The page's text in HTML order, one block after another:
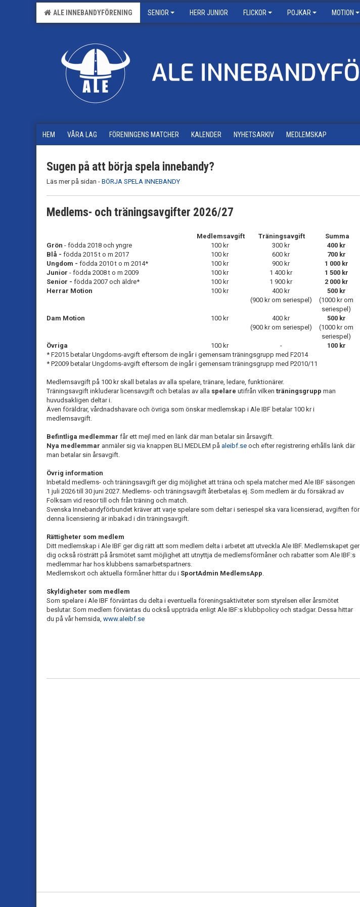
ALE INNEBANDYFÖRENING SENIOR HERR JUNIOR FLICKOR POJKAR MOTION
HEM VÅRA LAG FÖRENINGENS MATCHER KALENDER NYHETSARKIV MEDLEMSKAP
Sugen på att börja spela innebandy?
Läs mer på sidan - BÖRJA SPELA INNEBANDY
Medlems- och träningsavgifter 2026/27
Medlemsavgift Träningsavgift
Summa
Grön - födda 2018 och yngre 100 kr 300 kr
400 kr
Blå - födda 2015 t o m 2017 100 kr 600 kr
700 kr
Ungdom - födda 2010 t o m 2014* 100 kr 900 kr
1 000 kr
Junior - födda 2008 t o m 2009 100 kr 1 400 kr
1 500 kr
Senior - födda 2007 och äldre* 100 kr 1 900 kr
2 000 kr
Herrar Motion
100 kr
400 kr
(900 kr om seriespel)
500 kr
(1000 kr om
seriespel)
Dam Motion
100 kr
400 kr
(900 kr om seriespel)
500 kr
(1000 kr om
seriespel)
Övriga
100 kr -
100 kr
* F2015 betalar Ungdoms-avgift eftersom de ingår i gemensam träningsgrupp med F2014
* P2009 betalar Ungdoms-avgift eftersom de ingår i gemensam träningsgrupp med P2010/11
Medlemsavgift på 100 kr skall betalas av alla spelare, tränare, ledare, funktionärer.
Träningsavgift inkluderar licensavgift och betalas av alla spelare utifrån vilken träningsgrupp man
huvudsakligen deltar i.
Även föräldrar, vårdnadshavare och övriga som önskar medlemskap i Ale IBF betalar 100 kr i
medlemsavgift.
Befintliga medlemmar får ett mejl med en länk där man betalar sin årsavgift.
Nya medlemmar anmäler sig via knappen BLI MEDLEM på aleibf.se och efter registrering erhålls länk där
man betalar sin årsavgift.
Övrig information
Inbetald medlems- och träningsavgift ger dig möjlighet att träna och spela matcher med Ale IBF säsongen
1 juli 2026 till 30 juni 2027. Medlems- och träningsavgift återbetalas ej. Som medlem är du försäkrad av
Folksam vid resor till och från träning och match.
Svenska Innebandyförbundet kräver att varje spelare som deltar i seriespel ska vara licensierad, avgiften för
denna licensiering är inbakad i din träningsavgift.
Rättigheter som medlem
Ditt medlemskap i Ale IBF ger dig rätt att som medlem delta i arbetet att utveckla Ale IBF. Medlemskapet ger
dig också rösträtt på årsmötet samt möjlighet att utnyttja de medlemsförmåner och rabatter som Ale IBF:s
medlemmar har hos klubbens samarbetspartners.
Medlemskort och aktuella förmåner hittar du i SportAdmin MedlemsApp.
Skyldigheter som medlem
Som spelare i Ale IBF förväntas du delta i eventuella föreningsaktiviteter som styrelsen eller årsmötet
beslutar. Som medlem förväntas du också uppträda enligt Ale IBF:s klubbpolicy och stadgar. Dessa hittar
du på vår hemsida, www.aleibf.se